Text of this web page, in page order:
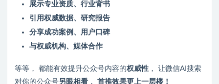
展示专业资质、行业背书
引用权威数据、研究报告
分享成功案例、用户口碑
与权威机构、媒体合作
等等， 都能有效提升公众号内容的权威性 ， 让微信AI搜索
对你的公众号另眼相看 ， 首推效果更上一层楼！